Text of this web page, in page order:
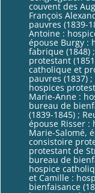
couvent des
François
pauvres (1839-
Antoine :
épouse Burgy :
fabrique (1848)
protestant
catholique et
pauvres (1837)
hospices
Marie-Anne :
bureau de
(1839-1845) ;
épouse Risser :
Marie-Salomé,
consistoire
protestant de
bureau de
hospice
et Camille :
bienfaisance